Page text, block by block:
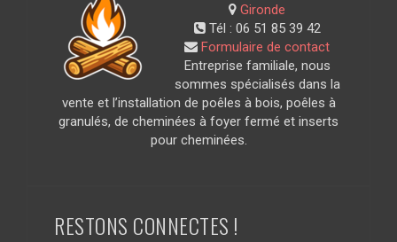
Gironde
Tél : 06 51 85 39 42
Formulaire de contact
Entreprise familiale, nous
sommes spécialisés dans la
vente et l’installation de poêles à bois, poêles à
granulés, de cheminées à foyer fermé et inserts
pour cheminées.
RESTONS CONNECTES !